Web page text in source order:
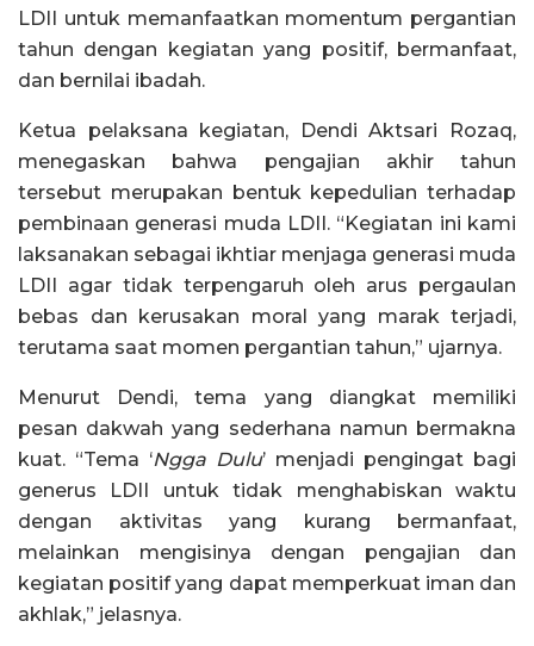
LDII untuk memanfaatkan momentum pergantian
tahun dengan kegiatan yang positif, bermanfaat,
dan bernilai ibadah.
Ketua pelaksana kegiatan, Dendi Aktsari Rozaq,
menegaskan bahwa pengajian akhir tahun
tersebut merupakan bentuk kepedulian terhadap
pembinaan generasi muda LDII. “Kegiatan ini kami
laksanakan sebagai ikhtiar menjaga generasi muda
LDII agar tidak terpengaruh oleh arus pergaulan
bebas dan kerusakan moral yang marak terjadi,
terutama saat momen pergantian tahun,” ujarnya.
Menurut Dendi, tema yang diangkat memiliki
pesan dakwah yang sederhana namun bermakna
kuat. “Tema ‘Ngga Dulu’ menjadi pengingat bagi
generus LDII untuk tidak menghabiskan waktu
dengan aktivitas yang kurang bermanfaat,
melainkan mengisinya dengan pengajian dan
kegiatan positif yang dapat memperkuat iman dan
akhlak,” jelasnya.